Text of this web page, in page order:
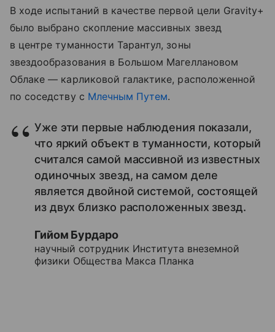
В ходе испытаний в качестве первой цели Gravity+
было выбрано скопление массивных звезд
в центре туманности Тарантул, зоны
звездообразования в Большом Магеллановом
Облаке — карликовой галактике, расположенной
по соседству с Млечным Путем.
Уже эти первые наблюдения показали,
что яркий объект в туманности, который
считался самой массивной из известных
одиночных звезд, на самом деле
является двойной системой, состоящей
из двух близко расположенных звезд.
Гийом Бурдаро
научный сотрудник Института внеземной
физики Общества Макса Планка